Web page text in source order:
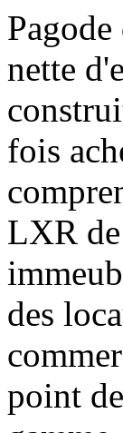
nette
fois
LXR
des
point